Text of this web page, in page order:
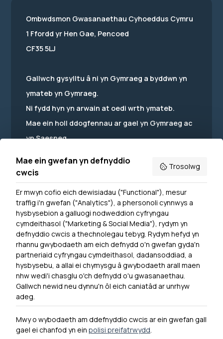
Dewislen Troedyn
Newyddion
Ymuno â ni
Hygyrchedd
Hysbysiad Preifatrwydd
Cysylltu â ni
Ombwdsmon Gwasanaethau Cyhoeddus Cymru
1 Ffordd yr Hen Gae, Pencoed
CF35 5LJ
Gallwch gysylltu â ni yn Gymraeg a byddwn yn
ymateb yn Gymraeg.
Ni fydd hyn yn arwain at oedi wrth ymateb.
Mae ein holl ddogfennau ar gael yn Gymraeg ac
yn Saesneg.
Powered by Translate
Mae ein gwefan yn defnyddio
cwcis
Trosolwg
Er mwyn cofio eich dewisiadau ("Functional"), mesur
traffig i'n gwefan ("Analytics"), a phersonoli cynnwys a
hysbysebion a galluogi nodweddion cyfryngau
cymdeithasol ("Marketing & Social Media"), rydym yn
defnyddio cwcis a thechnolegau tebyg. Rydym hefyd yn
rhannu gwybodaeth am eich defnydd o'n gwefan gyda'n
partneriaid cyfryngau cymdeithasol, dadansoddiad, a
hysbysebu, a allai ei chymysgu â gwybodaeth arall maen
nhw wedi'i chasglu o'ch defnydd o'u gwasanaethau.
Gallwch newid neu dynnu'n ôl eich caniatâd ar unrhyw
adeg.
Mwy o wybodaeth am ddefnyddio cwcis ar ein gwefan gall
gael ei chanfod yn ein polisi preifatrwydd.